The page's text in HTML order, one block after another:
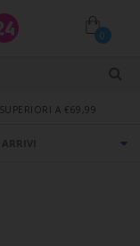
0
A €69,99